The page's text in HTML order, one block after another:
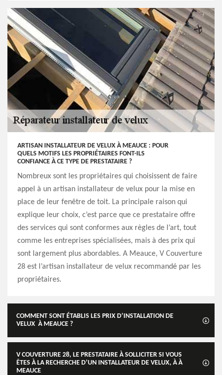
ARTISAN INSTALLATEUR DE VELUX À MEAUCE : POUR
QUELS MOTIFS LES PROPRIÉTAIRES FONT-ILS
CONFIANCE À CE TYPE DE PRESTATAIRE ?
Nombreux sont les propriétaires qui choisissent de faire
appel à un artisan installateur de velux pour la mise en
place de leur fenêtre de toit. La principale raison qui
explique leur choix, c’est parce que ce prestataire offre
des services qui sont conformes aux règles de l’art, tout
comme les entreprises spécialisées, mais à des prix qui
sont largement plus abordables. A Meauce, V Couverture
28 est l’artisan installateur de velux recommandé par les
propriétaires.
COMMENT SONT ÉTABLIS LES PRIX D’INSTALLATION DE
VELUX À MEAUCE ?
V COUVERTURE 28, LE PRESTATAIRE À SOLLICITER SI VOUS
ÊTES À LA RECHERCHE D’UN INSTALLATEUR DE VELUX, À À
MEAUCE